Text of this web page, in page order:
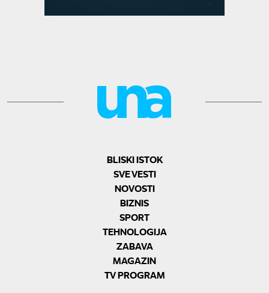
BLISKI ISTOK
SVE VESTI
NOVOSTI
BIZNIS
SPORT
TEHNOLOGIJA
ZABAVA
MAGAZIN
TV PROGRAM